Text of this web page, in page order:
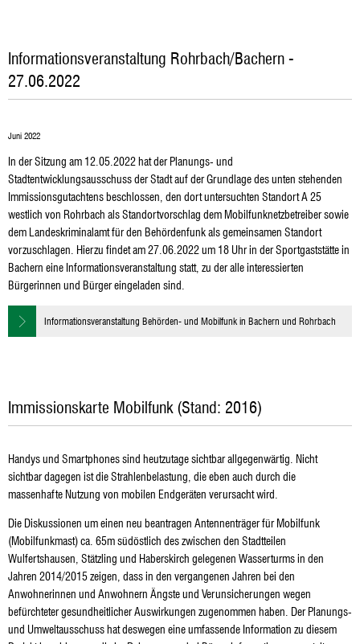
Informationsveranstaltung Rohrbach/Bachern -
27.06.2022
Juni 2022
In der Sitzung am 12.05.2022 hat der Planungs- und
Stadtentwicklungsausschuss der Stadt auf der Grundlage des unten stehenden
Immissionsgutachtens beschlossen, den dort untersuchten Standort A 25
westlich von Rohrbach als Standortvorschlag dem Mobilfunknetzbetreiber sowie
dem Landeskriminalamt für den Behördenfunk als gemeinsamen Standort
vorzuschlagen. Hierzu findet am 27.06.2022 um 18 Uhr in der Sportgaststätte in
Bachern eine Informationsveranstaltung statt, zu der alle interessierten
Bürgerinnen und Bürger eingeladen sind.
Informationsveranstaltung Behörden- und Mobilfunk in Bachern und Rohrbach
Immissionskarte Mobilfunk (Stand: 2016)
Handys und Smartphones sind heutzutage sichtbar allgegenwärtig. Nicht
sichtbar dagegen ist die Strahlenbelastung, die eben auch durch die
massenhafte Nutzung von mobilen Endgeräten verursacht wird.
Die Diskussionen um einen neu beantragen Antennenträger für Mobilfunk
(Mobilfunkmast) ca. 65m südöstlich des zwischen den Stadtteilen
Wulfertshausen, Stätzling und Haberskirch gelegenen Wasserturms in den
Jahren 2014/2015 zeigen, dass in den vergangenen Jahren bei den
Anwohnerinnen und Anwohnern Ängste und Verunsicherungen wegen
befürchteter gesundheitlicher Auswirkungen zugenommen haben. Der Planungs-
und Umweltausschuss hat deswegen eine umfassende Information zu diesem